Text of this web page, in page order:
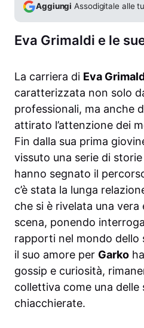
Aggiungi Assodigitale alle
Eva Grimaldi e le
La carriera di Eva
caratterizzata non solo
professionali, ma anche
attirato l’attenzione dei
Fin dalla sua prima
vissuto una serie di storie
hanno segnato il
c’è stata la lunga
che si è rivelata una vera
scena, ponendo
rapporti nel mondo dello
il suo amore per Garko
gossip e curiosità,
collettiva come una delle
chiacchierate.